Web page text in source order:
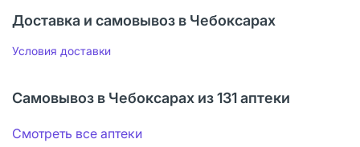
Доставка и самовывоз в Чебоксарах
Условия доставки
Самовывоз в Чебоксарах из 131 аптеки
Смотреть все аптеки